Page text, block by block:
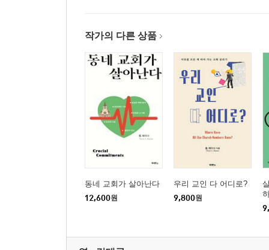
작가의 다른 상품
동네 교회가 살아난다
12,600원
우리 교인 다 어디로?
9,800원